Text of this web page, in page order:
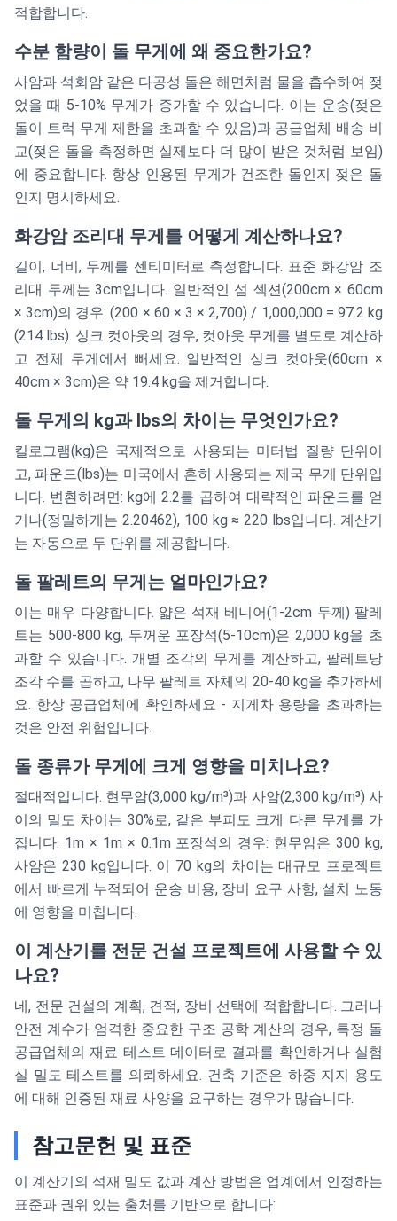
적합합니다.
수분 함량이 돌 무게에 왜 중요한가요?
사암과 석회암 같은 다공성 돌은 해면처럼 물을 흡수하여 젖
었을 때 5-10% 무게가 증가할 수 있습니다. 이는 운송(젖은
돌이 트럭 무게 제한을 초과할 수 있음)과 공급업체 배송 비
교(젖은 돌을 측정하면 실제보다 더 많이 받은 것처럼 보임)
에 중요합니다. 항상 인용된 무게가 건조한 돌인지 젖은 돌
인지 명시하세요.
화강암 조리대 무게를 어떻게 계산하나요?
길이, 너비, 두께를 센티미터로 측정합니다. 표준 화강암 조
리대 두께는 3cm입니다. 일반적인 섬 섹션(200cm × 60cm
× 3cm)의 경우: (200 × 60 × 3 × 2,700) / 1,000,000 = 97.2 kg
(214 lbs). 싱크 컷아웃의 경우, 컷아웃 무게를 별도로 계산하
고 전체 무게에서 빼세요. 일반적인 싱크 컷아웃(60cm ×
40cm × 3cm)은 약 19.4 kg을 제거합니다.
돌 무게의 kg과 lbs의 차이는 무엇인가요?
킬로그램(kg)은 국제적으로 사용되는 미터법 질량 단위이
고, 파운드(lbs)는 미국에서 흔히 사용되는 제국 무게 단위입
니다. 변환하려면: kg에 2.2를 곱하여 대략적인 파운드를 얻
거나(정밀하게는 2.20462), 100 kg ≈ 220 lbs입니다. 계산기
는 자동으로 두 단위를 제공합니다.
돌 팔레트의 무게는 얼마인가요?
이는 매우 다양합니다. 얇은 석재 베니어(1-2cm 두께) 팔레
트는 500-800 kg, 두꺼운 포장석(5-10cm)은 2,000 kg을 초
과할 수 있습니다. 개별 조각의 무게를 계산하고, 팔레트당
조각 수를 곱하고, 나무 팔레트 자체의 20-40 kg을 추가하세
요. 항상 공급업체에 확인하세요 - 지게차 용량을 초과하는
것은 안전 위험입니다.
돌 종류가 무게에 크게 영향을 미치나요?
절대적입니다. 현무암(3,000 kg/m³)과 사암(2,300 kg/m³) 사
이의 밀도 차이는 30%로, 같은 부피도 크게 다른 무게를 가
집니다. 1m × 1m × 0.1m 포장석의 경우: 현무암은 300 kg,
사암은 230 kg입니다. 이 70 kg의 차이는 대규모 프로젝트
에서 빠르게 누적되어 운송 비용, 장비 요구 사항, 설치 노동
에 영향을 미칩니다.
이 계산기를 전문 건설 프로젝트에 사용할 수 있
나요?
네, 전문 건설의 계획, 견적, 장비 선택에 적합합니다. 그러나
안전 계수가 엄격한 중요한 구조 공학 계산의 경우, 특정 돌
공급업체의 재료 테스트 데이터로 결과를 확인하거나 실험
실 밀도 테스트를 의뢰하세요. 건축 기준은 하중 지지 용도
에 대해 인증된 재료 사양을 요구하는 경우가 많습니다.
참고문헌 및 표준
이 계산기의 석재 밀도 값과 계산 방법은 업계에서 인정하는
표준과 권위 있는 출처를 기반으로 합니다: